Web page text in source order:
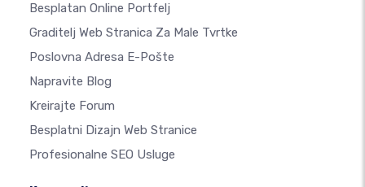
Besplatan Online Portfelj
Graditelj Web Stranica Za Male Tvrtke
Poslovna Adresa E-Pošte
Napravite Blog
Kreirajte Forum
Besplatni Dizajn Web Stranice
Profesionalne SEO Usluge